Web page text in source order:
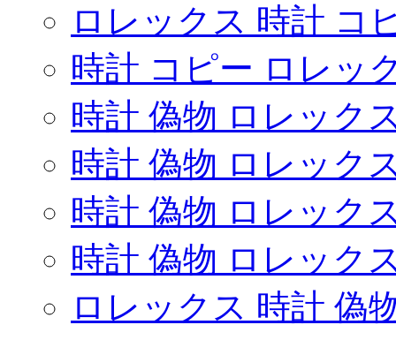
ロレックス 時計 コ
時計 コピー ロレッ
時計 偽物 ロレック
時計 偽物 ロレック
時計 偽物 ロレック
時計 偽物 ロレック
ロレックス 時計 偽